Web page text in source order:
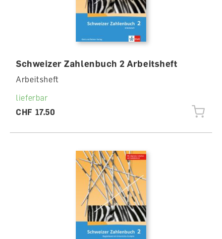
Schweizer Zahlenbuch 2 Arbeitsheft
Arbeitsheft
lieferbar
CHF 17.50